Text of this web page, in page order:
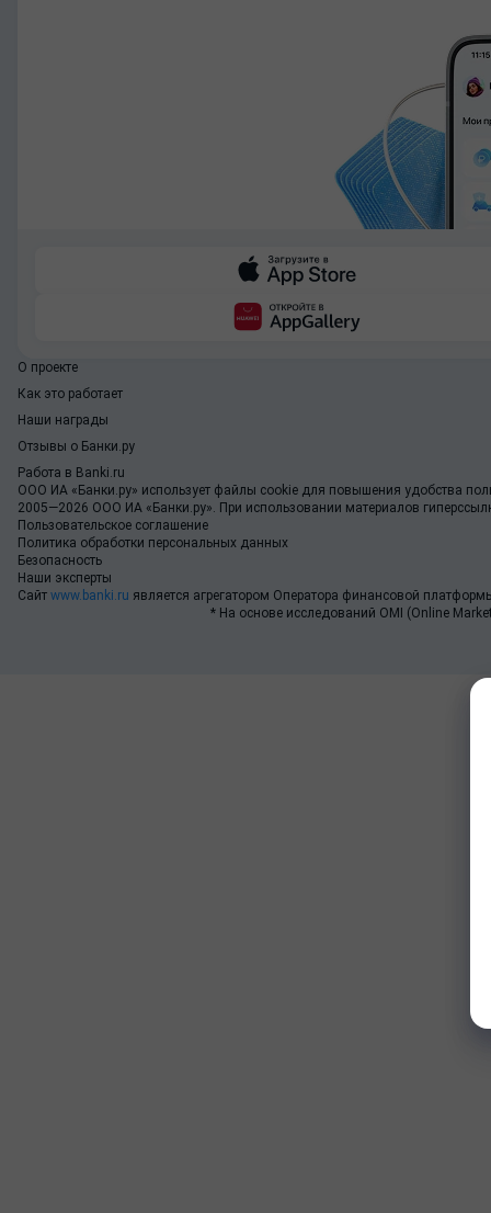
О проекте
Как это работает
Наши награды
Отзывы о Банки.ру
Работа в Banki.ru
ООО ИА «Банки.ру» использует файлы cookie для повышения удобства
2005—2026 ООО ИА «Банки.ру». При использовании материалов
Пользовательское соглашение
Политика обработки персональных данных
Безопасность
Наши эксперты
Сайт www.banki.ru является агрегатором Оператора финансовой
* На основе исследований OMI (Online